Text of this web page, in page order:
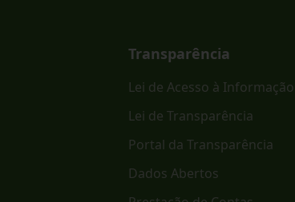
Transparência
Lei de Acesso à Informação
Lei de Transparência
Portal da Transparência
Dados Abertos